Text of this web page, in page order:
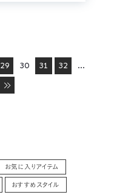
29 30 31 32
...
お気に入りアイテム
おすすめスタイル